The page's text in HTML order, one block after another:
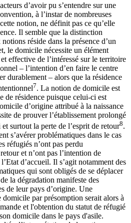
d’avoir pu s’entendre sur une
à l’instar de nombreuses
notion, ne définit pas ce qu’elle
Il semble que la distinction
réside dans la présence d’un
le domicile nécessite un élément
effective de l’intéressé sur le territoire
– l’intention d’en faire le centre
durablement – alors que la résidence
7. La notion de domicile est
de résidence puisque celui-ci est
d’origine attribué à la naissance
de prouver l’établissement prolongé
surtout la perte de l’esprit de retour8.
s’avérer problématiques dans le cas
réfugiés n’ont pas perdu
et n’ont pas l’intention de
d’accueil. Il s’agit notamment des
qui sont obligés de se déplacer
la dégradation manifeste des
de leur pays d’origine. Une
par présomption serait alors à
et l'obtention du statut de réfugié
domicile dans le pays d'asile.